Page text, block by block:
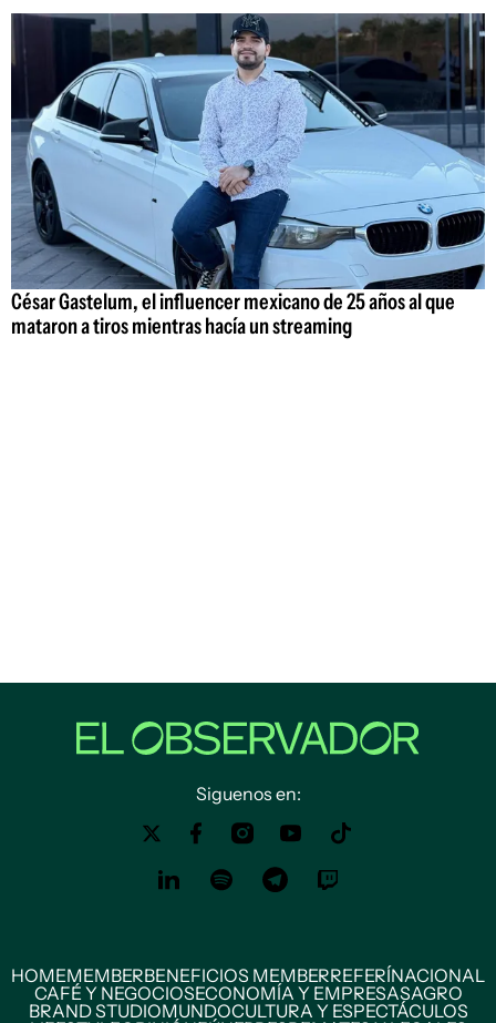
César Gastelum, el influencer mexicano de 25 años al que
mataron a tiros mientras hacía un streaming
Siguenos en:
HOMEMEMBERBENEFICIOS MEMBERREFERÍNACIONAL
CAFÉ Y NEGOCIOSECONOMÍA Y EMPRESASAGRO
BRAND STUDIOMUNDOCULTURA Y ESPECTÁCULOS